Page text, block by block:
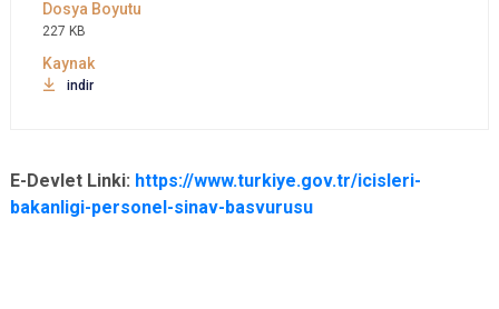
227 KB
indir
E-Devlet Linki: https://www.turkiye.gov.tr/icisleri-
bakanligi-personel-sinav-basvurusu